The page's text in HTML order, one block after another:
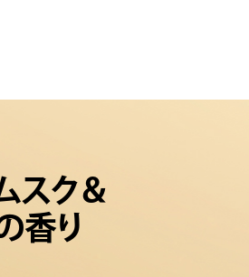
スク＆
香り